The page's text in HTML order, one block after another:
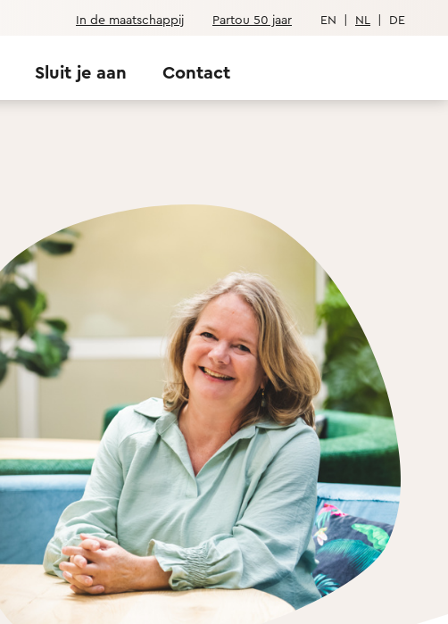
In de maatschappij Partou 50 jaar EN | NL | DE
Sluit je aan Contact